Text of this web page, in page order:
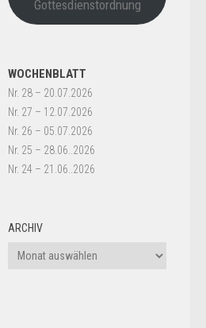
Gottesdienstordnung
WOCHENBLATT
Nr. 28 – 20.07.2026
Nr. 27 – 12.07.2026
Nr. 26 – 05.07.2026
Nr. 25 – 28.06..2026
Nr. 24 – 21.06..2026
ARCHIV
Archiv